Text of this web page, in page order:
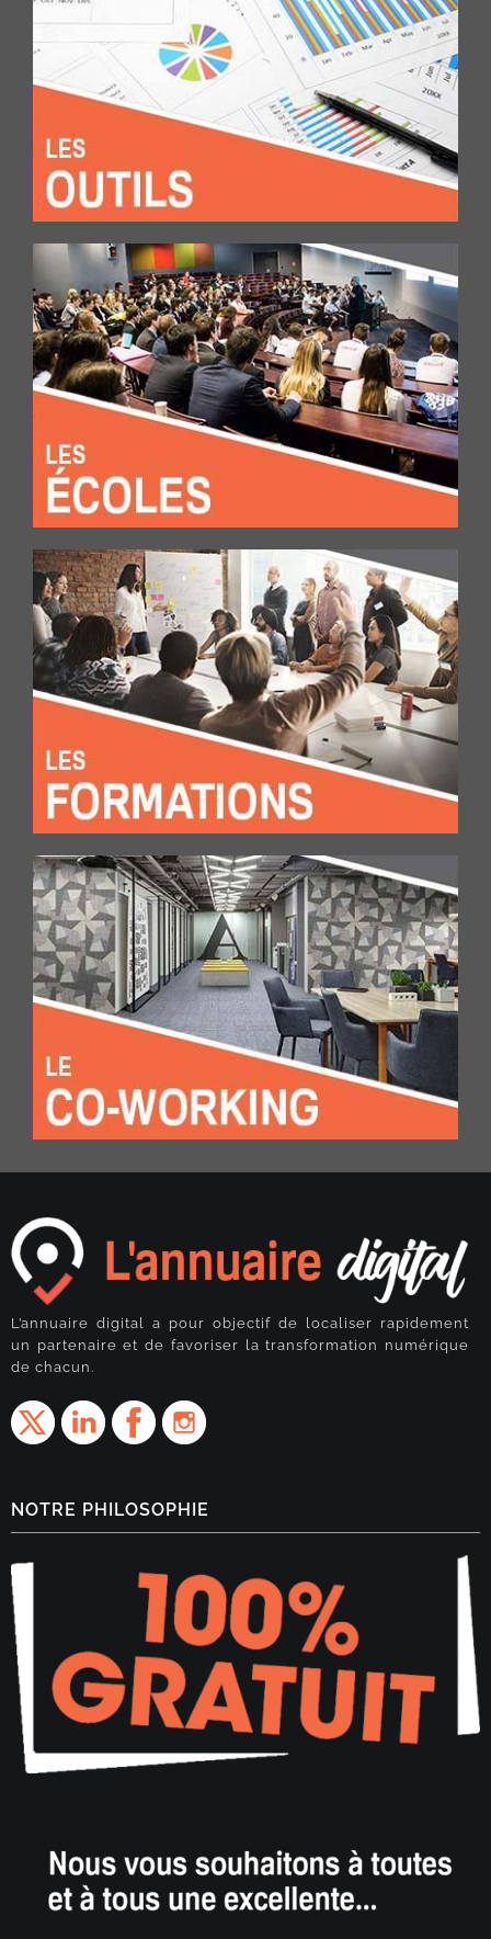
L’annuaire digital a pour objectif de localiser rapidement
un partenaire et de favoriser la transformation numérique
de chacun.
NOTRE PHILOSOPHIE